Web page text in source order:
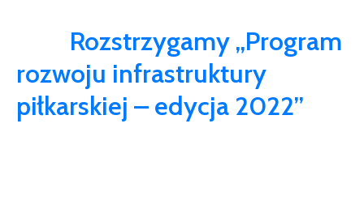
Rozstrzygamy „Program
rozwoju infrastruktury
piłkarskiej – edycja 2022”